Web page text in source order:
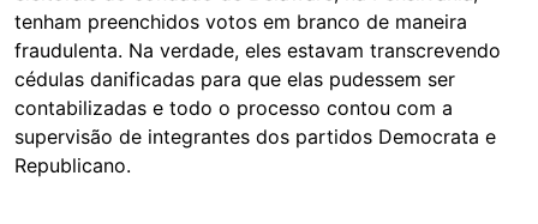
tenham preenchidos votos em branco de maneira
fraudulenta. Na verdade, eles estavam transcrevendo
cédulas danificadas para que elas pudessem ser
contabilizadas e todo o processo contou com a
supervisão de integrantes dos partidos Democrata e
Republicano.